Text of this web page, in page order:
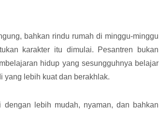
bahkan rindu rumah di minggu-minggu
karakter itu dimulai. Pesantren bukan
hidup yang sesungguhnya belajar
yang lebih kuat dan berakhlak.
lebih mudah, nyaman, dan bahkan